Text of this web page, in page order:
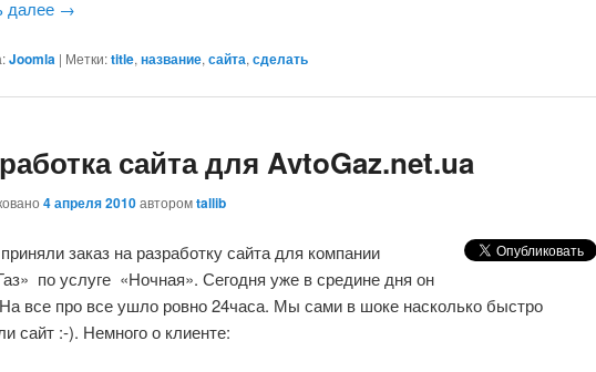
далее →
Joomla | Метки:title, название, сайта, сделать
сайта для AvtoGaz.net.ua
4 апреля 2010авторомtallib
заказ на разработку сайта для компании
по услуге «Ночная». Сегодня уже в средине дня он
На все про все ушло ровно 24часа. Мы сами в шоке насколько быстро
сайт :-). Немного о клиенте: